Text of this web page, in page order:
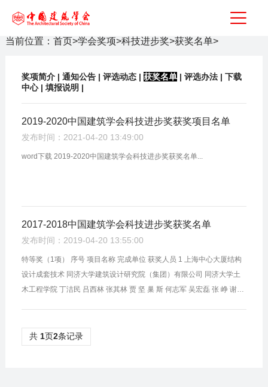
当前位置： 首页>学会奖项>科技进步奖>获奖名单>
奖项简介| 通知公告| 评选动态| 获奖名单| 评选办法| 下载
中心| 填报说明 |
2019-2020中国建筑学会科技进步奖获奖项目名单
发布时间：2021-04-20 13:49:00
word下载 2019-2020中国建筑学会科技进步奖获奖名单...
2017-2018中国建筑学会科技进步奖获奖名单
发布时间：2019-04-20 13:55:00
特等奖（1项） 序号 项目名称 完成单位 获奖人员 1 上海中心大厦结构
设计成套技术 同济大学建筑设计研究院（集团）有限公司 同济大学土
木工程学院 丁洁民 吕西林 张其林 贾 坚 巢 斯 何志军 吴宏磊 张 峥 谢小
共 1页2条记录